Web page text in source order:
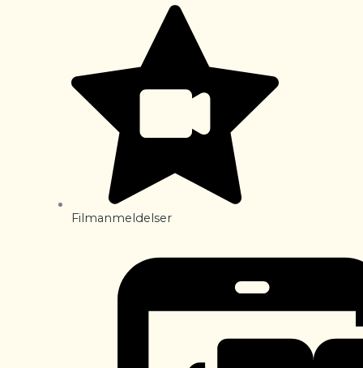
Filmanmeldelser